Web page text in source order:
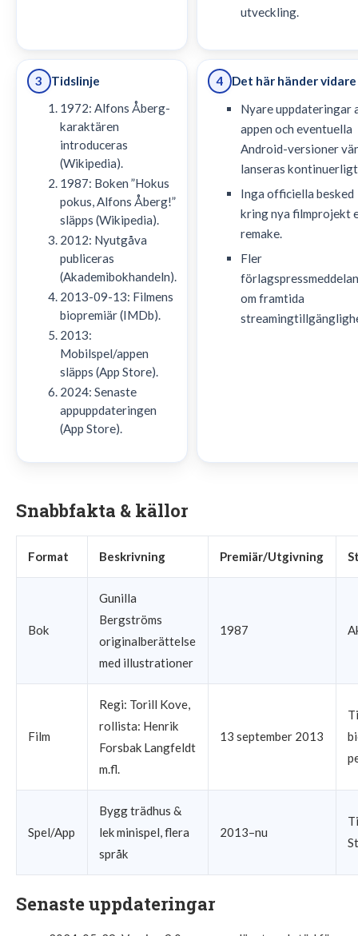
utveckling.
3
Tidslinje
1972: Alfons Åberg-
karaktären
introduceras
(Wikipedia).
1987: Boken ”Hokus
pokus, Alfons Åberg!”
släpps (Wikipedia).
2012: Nyutgåva
publiceras
(Akademibokhandeln).
2013-09-13: Filmens
biopremiär (IMDb).
2013:
Mobilspel/appen
släpps (App Store).
2024: Senaste
appuppdateringen
(App Store).
4
Det här händer vidare
Nyare uppdateringar
appen och eventuella
Android-versioner
lanseras
Inga officiella besked
kring nya filmprojekt
remake.
Fler
om framtida
Snabbfakta & källor
Format Beskrivning Premiär/Utgivning
Bok
Gunilla
Bergströms
originalberättelse
med illustrationer
1987
Film
Regi: Torill Kove,
rollista: Henrik
Forsbak Langfeldt
m.fl.
13 september 2013
Spel/App
Bygg trädhus &
lek minispel, flera
språk
2013–nu
Senaste uppdateringar